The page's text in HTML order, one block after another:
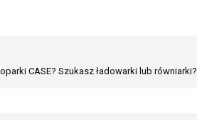
CASE? Szukasz ładowarki lub